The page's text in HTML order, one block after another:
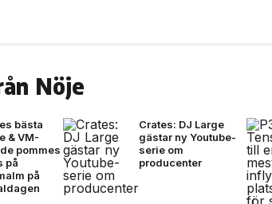
Nöje
bästa
& VM-
pommes
på
på
Crates: DJ Large
gästar ny Youtube-
serie om
producenter